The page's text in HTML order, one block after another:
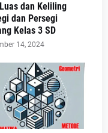
dan Keliling
dan Persegi
Kelas 3 SD
14, 2024